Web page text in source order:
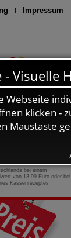
Impressum
Seite drucken
11 422
bei einem
von 13,99 Euro oder bei
Kassenrezeptes